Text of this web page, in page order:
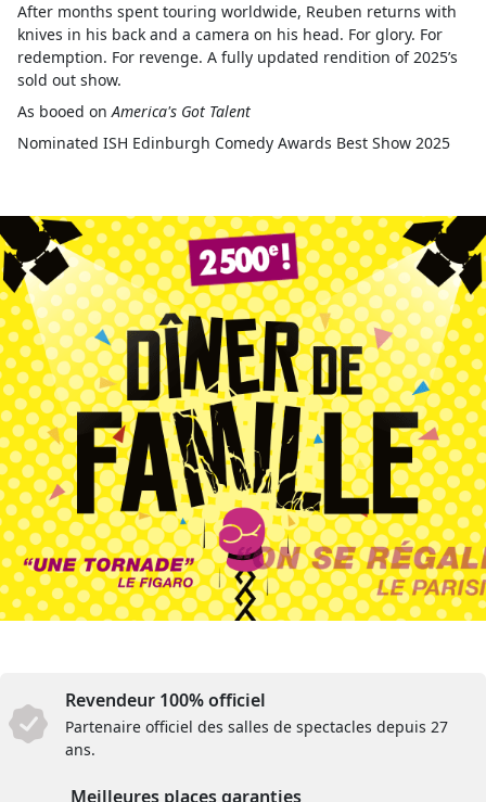
After months spent touring worldwide, Reuben returns with
knives in his back and a camera on his head. For glory. For
redemption. For revenge. A fully updated rendition of 2025’s
sold out show.
As booed onAmerica's Got Talent
Nominated ISH Edinburgh Comedy Awards Best Show 2025
Revendeur 100% officiel
Partenaire officiel des salles de spectacles depuis 27
ans.
Meilleures places garanties